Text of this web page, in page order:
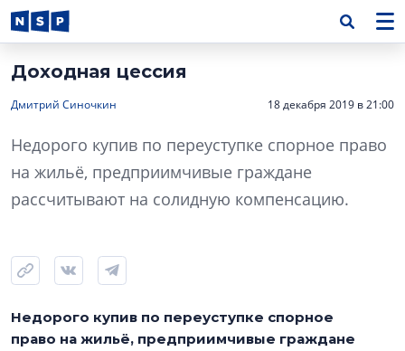
Доходная цессия
Дмитрий Синочкин 18 декабря 2019 в 21:00
Недорого купив по переуступке спорное право
на жильё, предприимчивые граждане
рассчитывают на солидную компенсацию.
Недорого купив по переуступке спорное
право на жильё, предприимчивые граждане